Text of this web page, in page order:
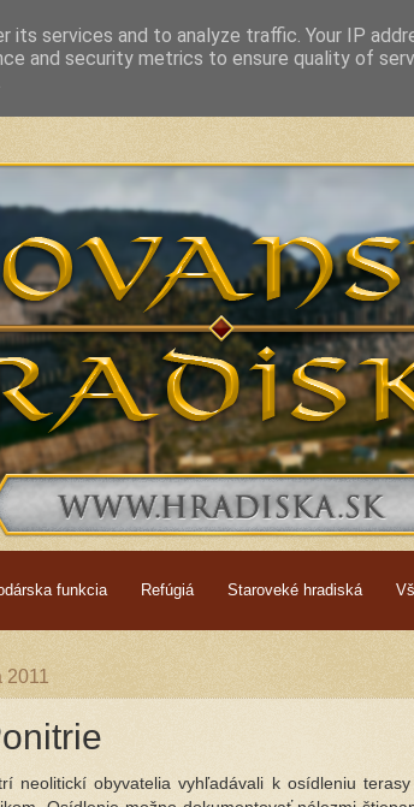
related countries from 7th to 10th Century
funkcia Refúgiá Staroveké hradiská
2011
neolitickí obyvatelia vyhľadávali k osídleniu
services and to analyze traffic. Your IP
and security metrics to ensure quality of